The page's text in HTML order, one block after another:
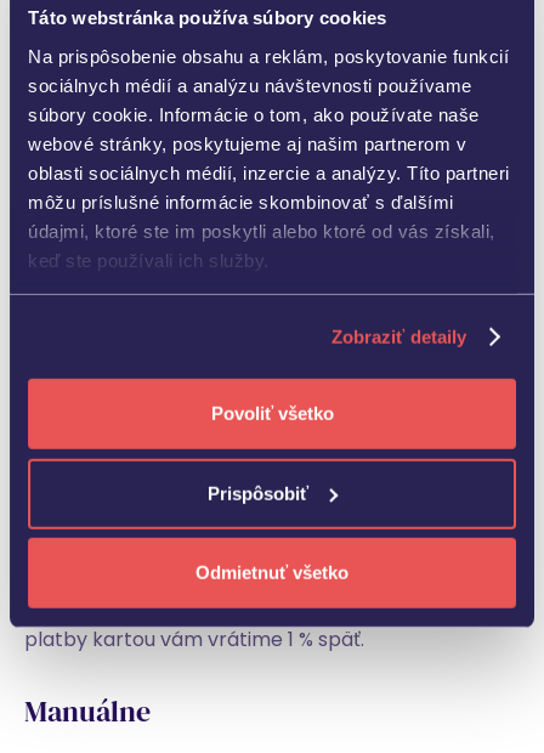
Táto webstránka používa súbory cookies
Na prispôsobenie obsahu a reklám, poskytovanie funkcií
sociálnych médií a analýzu návštevnosti používame
súbory cookie. Informácie o tom, ako používate naše
webové stránky, poskytujeme aj našim partnerom v
oblasti sociálnych médií, inzercie a analýzy. Títo partneri
môžu príslušné informácie skombinovať s ďalšími
údajmi, ktoré ste im poskytli alebo ktoré od vás získali,
keď ste používali ich služby.
Zobraziť detaily
Povoliť všetko
Prispôsobiť
Odmietnuť všetko
bez ďalšieho vybavenia.
Transparentnosť
Prehľad o všetkých fpoho transakciách máte k
DOBITIE S CASHBACKOM PRE DRŽITEĽOV KARTY
Viac dobití, viacmožností
Aktivujte si Dobitie s cashbackom a nechajte
rozpočet pracovať pre vás. Za každé dobitie Karty
fpoho vlastnými prostriedkami alebo vybrané
platby kartou vám vrátime 1 % späť.
Manuálne